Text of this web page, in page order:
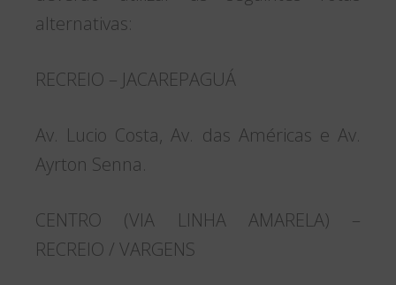
alternativas:
RECREIO – JACAREPAGUÁ
Av. Lucio Costa, Av. das Américas e Av.
Ayrton Senna.
CENTRO (VIA LINHA AMARELA) –
RECREIO / VARGENS